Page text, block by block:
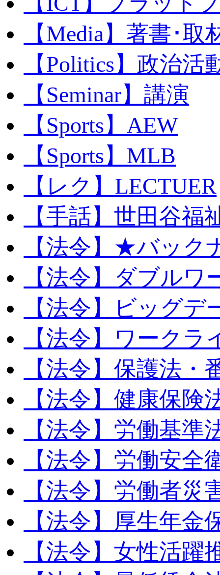
【Media】著書･取
【Politics】政治活
【Seminar】講演
【Sports】AEW
【Sports】MLB
【レク】LECTUER
【手話】世田谷福
【法令】★バック
【法令】ダブルワ
【法令】ビッグデ
【法令】ワークラ
【法令】保護法・
【法令】健康保険
【法令】労働基準
【法令】労働安全
【法令】労働者災
【法令】厚生年金
【法令】女性活躍